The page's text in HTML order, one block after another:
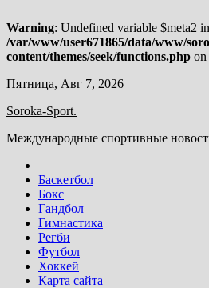
Warning: Undefined variable $meta2 in
/var/www/user671865/data/www/
content/themes/seek/functions.php
Skip
content
Пятница, Авг 7, 2026
Soroka-Sport.
Международные спортивные
Баскетбол
Бокс
Гандбол
Гимнастика
Регби
Футбол
Хоккей
Карта сайта